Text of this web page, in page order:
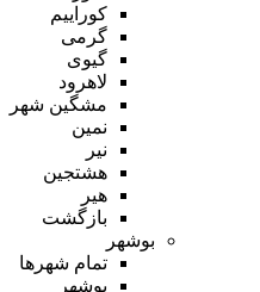
کوراییم
گرمی
گیوی
لاهرود
مشگین شهر
نمین
نیر
هشتجین
هیر
بازگشت
بوشهر
تمام شهر‌ها
بوشهر